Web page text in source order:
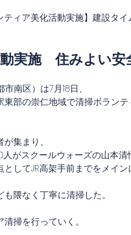
ティア美化活動実施】建設タ
実施　住みよい安
南区）は7月18日、
部の崇仁地域で清掃ボランテ
集まり、
がスクールウォーズの山本清
してJR高架手前までをメイン
隈なく丁寧に清掃した。
掃を行っていく。